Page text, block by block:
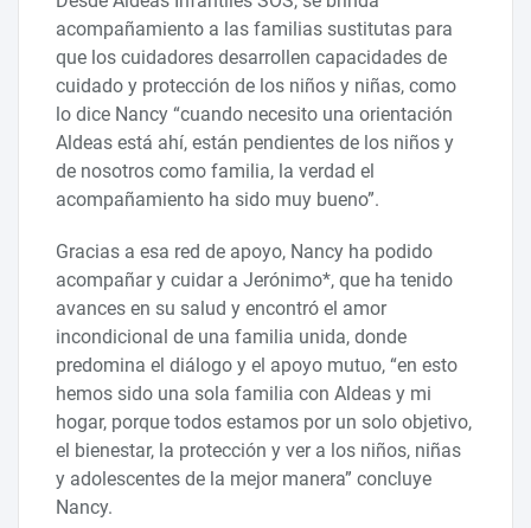
acompañamiento a las familias sustitutas para
que los cuidadores desarrollen capacidades de
cuidado y protección de los niños y niñas, como
lo dice Nancy “cuando necesito una orientación
Aldeas está ahí, están pendientes de los niños y
de nosotros como familia, la verdad el
acompañamiento ha sido muy bueno”.
Gracias a esa red de apoyo, Nancy ha podido
acompañar y cuidar a Jerónimo*, que ha tenido
avances en su salud y encontró el amor
incondicional de una familia unida, donde
predomina el diálogo y el apoyo mutuo, “en esto
hemos sido una sola familia con Aldeas y mi
hogar, porque todos estamos por un solo objetivo,
el bienestar, la protección y ver a los niños, niñas
y adolescentes de la mejor manera” concluye
Nancy.